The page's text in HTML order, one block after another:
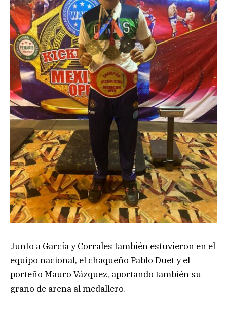
Junto a García y Corrales también estuvieron en el
equipo nacional, el chaqueño Pablo Duet y el
porteño Mauro Vázquez, aportando también su
grano de arena al medallero.